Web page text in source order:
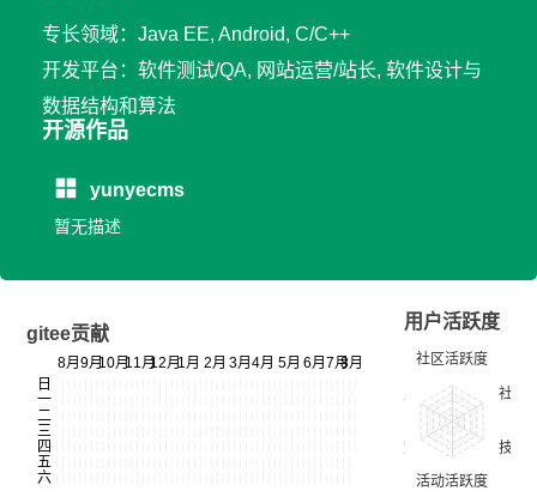
专长领域：Java EE, Android, C/C++
开发平台：软件测试/QA, 网站运营/站长, 软件设计与
数据结构和算法
开源作品
yunyecms
暂无描述
gitee贡献
用户活跃度